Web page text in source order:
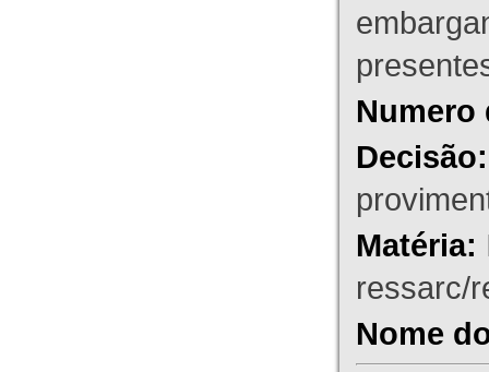
Numero
Decisão:
Matéria:
ressarc/
Nome